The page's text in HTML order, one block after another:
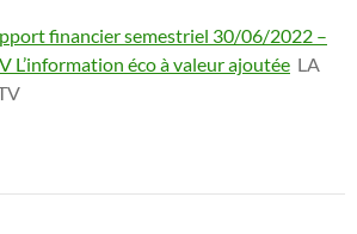
financier semestriel 30/06/2022 –
L’information éco à valeur ajoutée LA